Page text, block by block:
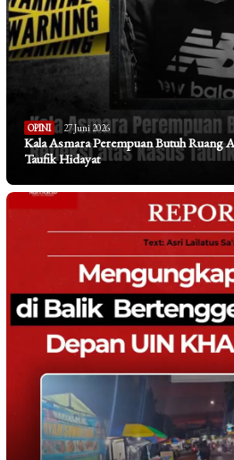
OPINI 27 Juni 2026
Kala Asmara Perempuan Butuh Ruang
Taufik Hidayat